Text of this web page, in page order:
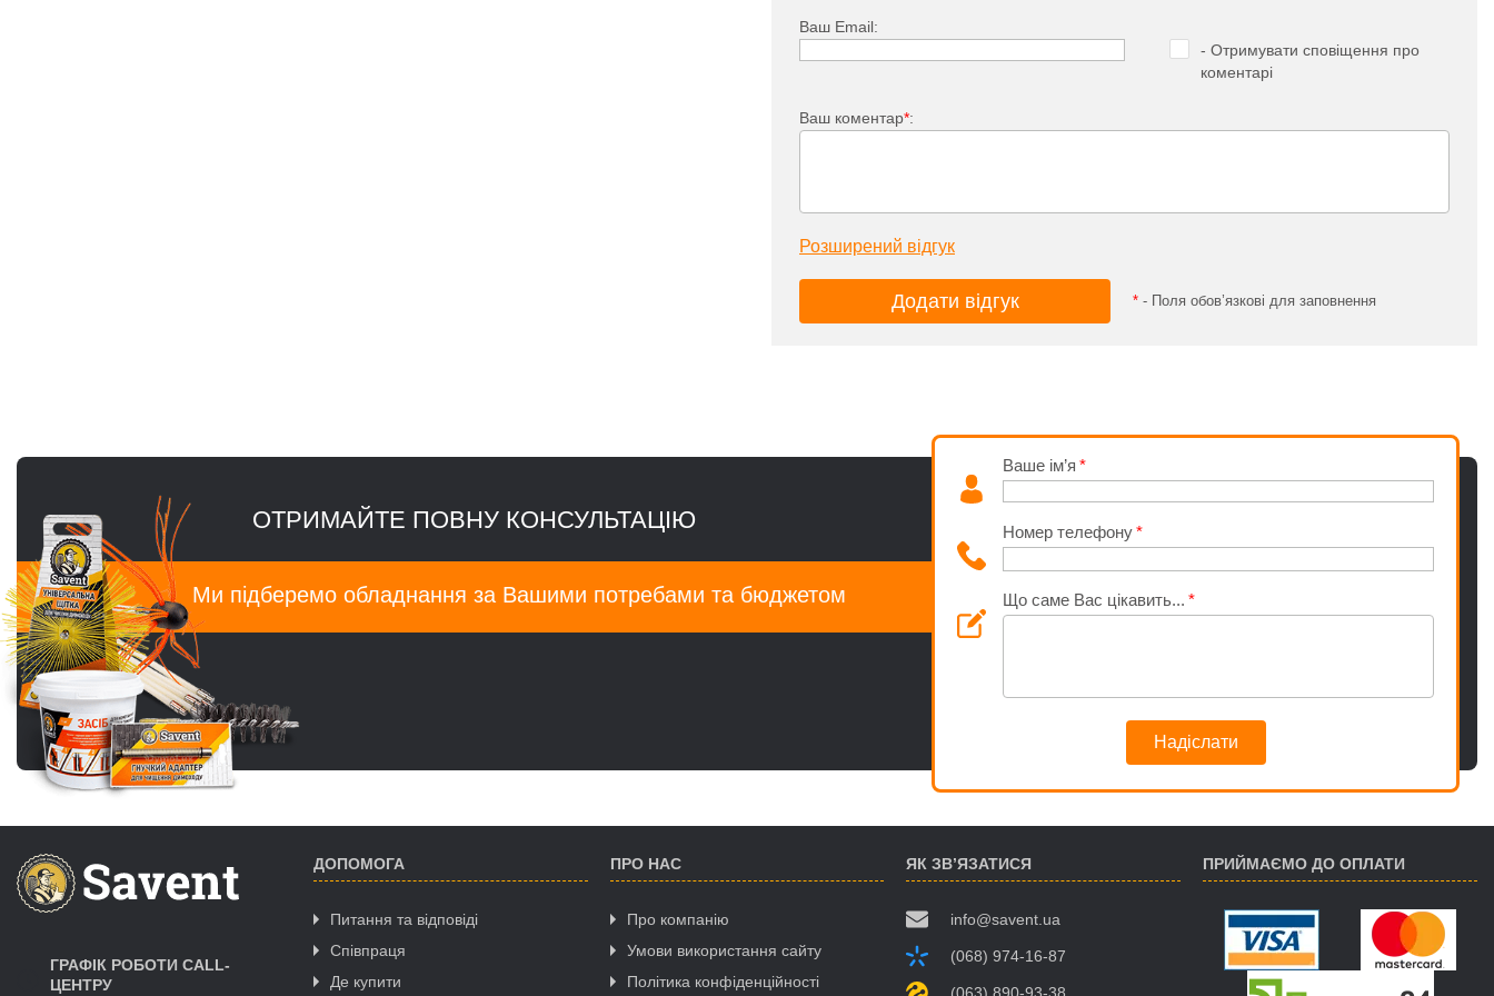
Ваш Email:
- Отримувати сповіщення про
коментарі
Ваш коментар*:
Розширений відгук
* - Поля обов’язкові для заповнення
ОТРИМАЙТЕ ПОВНУ КОНСУЛЬТАЦІЮ
Ми підберемо обладнання за Вашими потребами та бюджетом
Ваше ім’я
Номер телефону
Що саме Вас цікавить...
Надіслати
ДОПОМОГА
Питання та відповіді
Співпраця
Де купити
ПРО НАС
Про компанію
Умови використання сайту
Політика конфіденційності
ЯК ЗВ’ЯЗАТИСЯ
info@savent.ua
(068) 974-16-87
ПРИЙМАЄМО ДО ОПЛАТИ
ГРАФІК РОБОТИ CALL-
ЦЕНТРУ